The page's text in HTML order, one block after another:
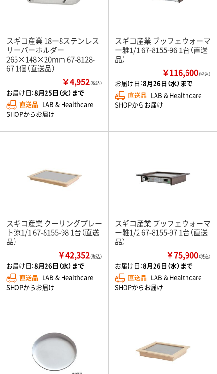
スギコ産業 18ー8ステンレス
サーバーホルダー
265×148×20mm 67-8128-
67 1個（直送品）
￥4,952（税込）
お届け日：8月25日（火）まで
直送品 LAB & Healthcare
SHOPからお届け
スギコ産業 ブッフェウォーマ
ー雅1/1 67-8155-96 1台（直送
品）
￥116,600（税込）
お届け日：8月26日（水）まで
直送品 LAB & Healthcare
SHOPからお届け
スギコ産業 クーリングプレー
ト涼1/1 67-8155-98 1台（直送
品）
￥42,352（税込）
お届け日：8月26日（水）まで
直送品 LAB & Healthcare
SHOPからお届け
スギコ産業 ブッフェウォーマ
ー雅1/2 67-8155-97 1台（直送
品）
￥75,900（税込）
お届け日：8月26日（水）まで
直送品 LAB & Healthcare
SHOPからお届け